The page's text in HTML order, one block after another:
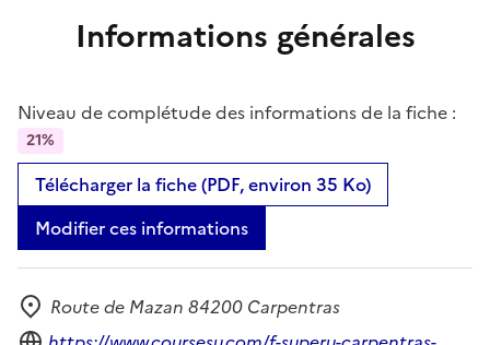
Informations générales
Niveau de complétude des informations de la fiche :
21%
Télécharger la fiche (PDF, environ 35 Ko)
Modifier ces informations
Adresse
Route de Mazan 84200 Carpentras